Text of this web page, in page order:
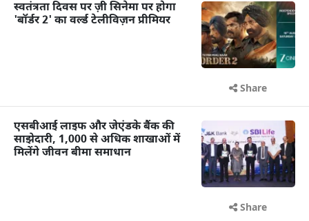
स्वतंत्रता दिवस पर ज़ी सिनेमा पर होगा
'बॉर्डर 2' का वर्ल्ड टेलीविज़न प्रीमियर
Share
एसबीआई लाइफ और जेएंडके बैंक की
साझेदारी, 1,000 से अधिक शाखाओं में
मिलेंगे जीवन बीमा समाधान
Share